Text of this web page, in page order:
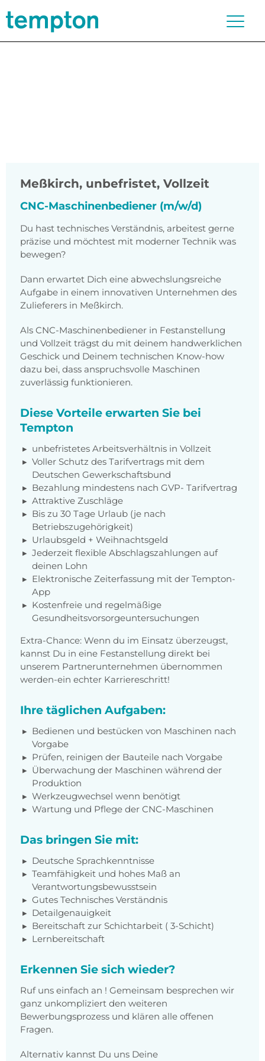
Meßkirch, unbefristet, Vollzeit
CNC-Maschinenbediener (m/w/d)
Du hast technisches Verständnis, arbeitest gerne
präzise und möchtest mit moderner Technik was
bewegen?
Dann erwartet Dich eine abwechslungsreiche
Aufgabe in einem innovativen Unternehmen des
Zulieferers in Meßkirch.
Als CNC-Maschinenbediener in Festanstellung
und Vollzeit trägst du mit deinem handwerklichen
Geschick und Deinem technischen Know-how
dazu bei, dass anspruchsvolle Maschinen
zuverlässig funktionieren.
Diese Vorteile erwarten Sie bei
Tempton
unbefristetes Arbeitsverhältnis in Vollzeit
Voller Schutz des Tarifvertrags mit dem
Deutschen Gewerkschaftsbund
Bezahlung mindestens nach GVP- Tarifvertrag
Attraktive Zuschläge
Bis zu 30 Tage Urlaub (je nach
Betriebszugehörigkeit)
Urlaubsgeld + Weihnachtsgeld
Jederzeit flexible Abschlagszahlungen auf
deinen Lohn
Elektronische Zeiterfassung mit der Tempton-
App
Kostenfreie und regelmäßige
Gesundheitsvorsorgeuntersuchungen
Extra-Chance: Wenn du im Einsatz überzeugst,
kannst Du in eine Festanstellung direkt bei
unserem Partnerunternehmen übernommen
werden-ein echter Karriereschritt!
Ihre täglichen Aufgaben:
Bedienen und bestücken von Maschinen nach
Vorgabe
Prüfen, reinigen der Bauteile nach Vorgabe
Überwachung der Maschinen während der
Produktion
Werkzeugwechsel wenn benötigt
Wartung und Pflege der CNC-Maschinen
Das bringen Sie mit:
Deutsche Sprachkenntnisse
Teamfähigkeit und hohes Maß an
Verantwortungsbewusstsein
Gutes Technisches Verständnis
Detailgenauigkeit
Bereitschaft zur Schichtarbeit ( 3-Schicht)
Lernbereitschaft
Erkennen Sie sich wieder?
Ruf uns einfach an ! Gemeinsam besprechen wir
ganz unkompliziert den weiteren
Bewerbungsprozess und klären alle offenen
Fragen.
Alternativ kannst Du uns Deine